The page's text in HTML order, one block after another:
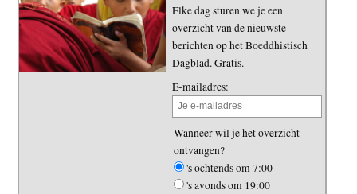
Elke dag sturen we je een
overzicht van de nieuwste
berichten op het Boeddhistisch
Dagblad. Gratis.
E-mailadres:
Wanneer wil je het overzicht
ontvangen?
's ochtends om 7:00
's avonds om 19:00